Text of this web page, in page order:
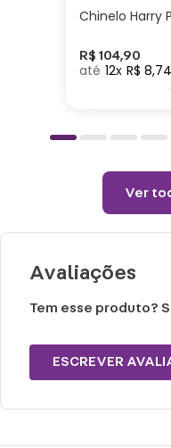
Cuidados e
Lavar com água,
detergente neutro.
Não vai ao
Não utilizar
quebrar o
produto de
Chinelo Harry
R$ 104,90
12 R$ 8,74
Ver
Avaliações
Tem esse produto?
ESCREVER